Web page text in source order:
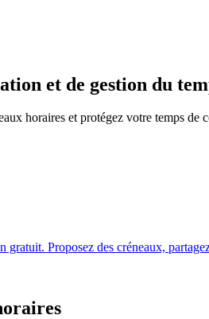
et de gestion du
horaires et protégez votre temps
Proposez des créneaux,